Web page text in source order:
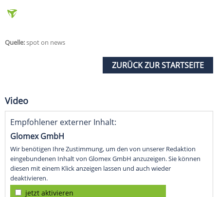
Quelle:spot on news
ZURÜCK ZUR STARTSEITE
Video
Empfohlener externer Inhalt:
Glomex GmbH
Wir benötigen Ihre Zustimmung, um den von unserer Redaktion
eingebundenen Inhalt von Glomex GmbH anzuzeigen. Sie können
diesen mit einem Klick anzeigen lassen und auch wieder
deaktivieren.
jetzt aktivieren